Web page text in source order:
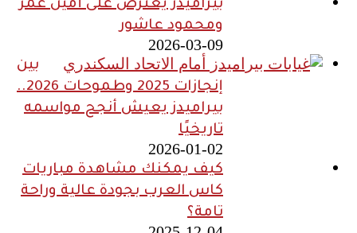
بيراميدز يعترض على أمين عمر
ومحمود عاشور
2026-03-09
بين
إنجازات 2025 وطموحات 2026..
بيراميدز يعيش أنجح مواسمه
تاريخيًا
2026-01-02
كيف يمكنك مشاهدة مباريات
كاس العرب بجودة عالية وراحة
تامة؟